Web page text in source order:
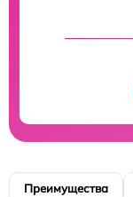
Преимущества